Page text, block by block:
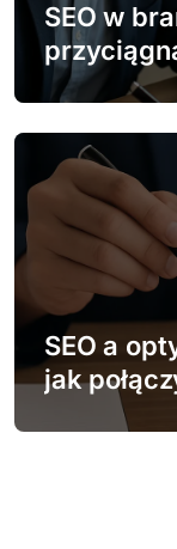
SEO w
SEO a
jak